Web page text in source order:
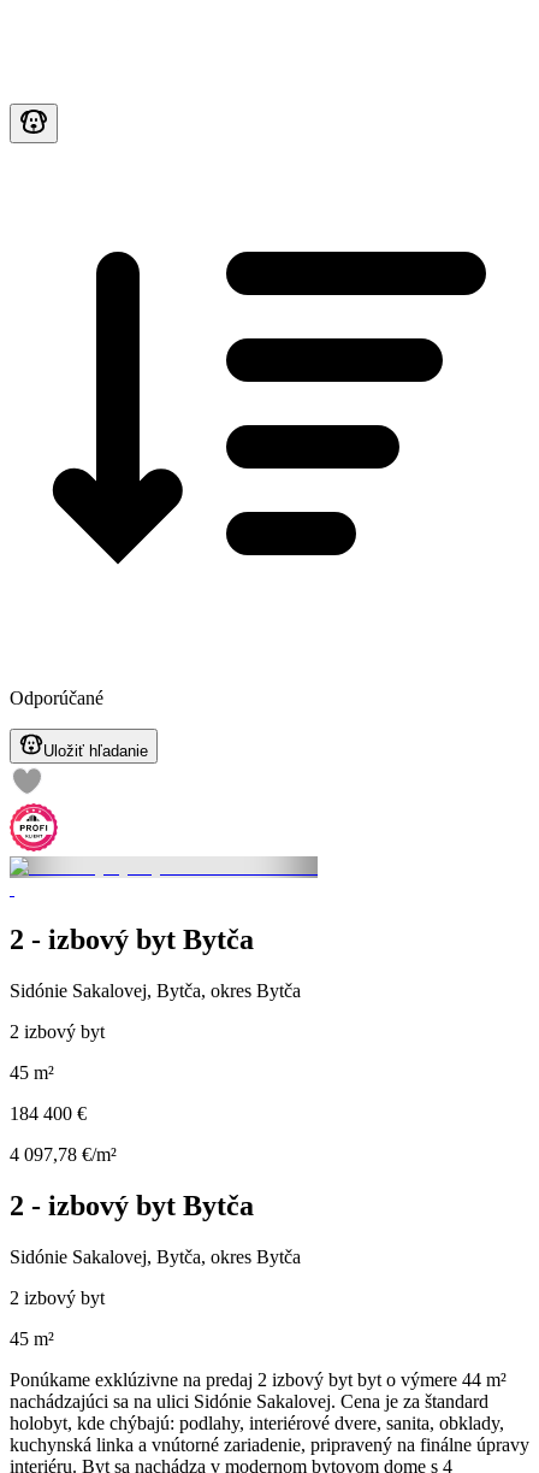
Odporúčané
Uložiť hľadanie
2 - izbový byt Bytča
Sidónie Sakalovej, Bytča, okres Bytča
2 izbový byt
45 m²
184 400 €
4 097,78 €/m²
2 - izbový byt Bytča
Sidónie Sakalovej, Bytča, okres Bytča
2 izbový byt
45 m²
Ponúkame exklúzivne na predaj 2 izbový byt byt o výmere 44 m²
nachádzajúci sa na ulici Sidónie Sakalovej. Cena je za štandard
holobyt, kde chýbajú: podlahy, interiérové dvere, sanita, obklady,
kuchynská linka a vnútorné zariadenie, pripravený na finálne úpravy
interiéru. Byt sa nachádza v modernom bytovom dome s 4